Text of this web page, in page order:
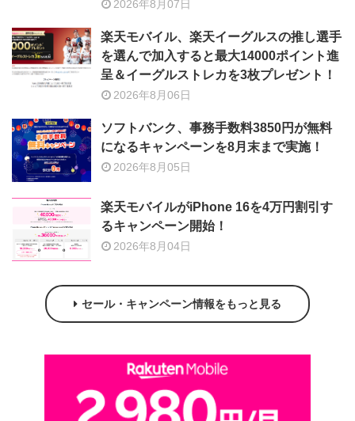
2026年8月07日
楽天モバイル、楽天イーグルスの推し選手
を選んで加入すると最大14000ポイント進
呈＆イーグルストレカを3枚プレゼント！
2026年8月06日
ソフトバンク、事務手数料3850円が無料
になるキャンペーンを8月末まで実施！
2026年8月05日
楽天モバイルがiPhone 16を4万円割引す
るキャンペーン開始！
2026年8月04日
セール・キャンペーン情報をもっと見る